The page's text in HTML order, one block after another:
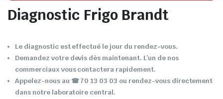
Diagnostic Frigo Brandt
Le diagnostic est effectué le jour du rendez-vous.
Demandez votre devis dès maintenant. L’un de nos
commerciaux vous contactera rapidement.
Appelez-nous au ☎ 70 13 03 03 ou rendez-vous directement
dans notre laboratoire central.